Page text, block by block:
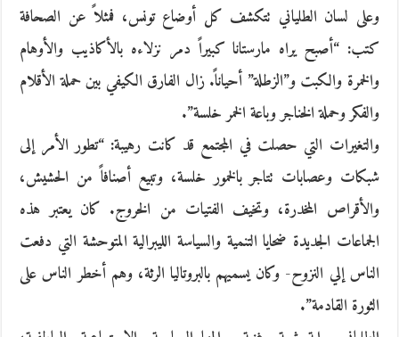
وعلى لسان الطلياني تتكشف كل أوضاع تونس، فمثلاً عن الصحافة
كتب: “أصبح يراه مارستانا كبيراً دمر نزلاءه بالأكاذيب والأوهام
والخمرة والكبت و”الزطلة” أحياناً. زال الفارق الكيفي بين حملة الأقلام
والفكر وحملة الخناجر وباعة الخمر خلسة”.
والتغيرات التي حصلت في المجتمع قد كانت رهيبة: “تطور الأمر إلى
شبكات وعصابات تتاجر بالخمور خلسة، وتبيع أصنافاً من الحشيش،
والأقراص المخدرة، وتخيف الفتيات من الخروج. كان يعتبر هذه
الجماعات الجديدة ضحايا التنمية والسياسة الليبرالية المتوحشة التي دفعت
الناس إلي النزوح- وكان يسميهم بالبروتاليا الرثة، وهم أخطر الناس على
الثورة القادمة”.